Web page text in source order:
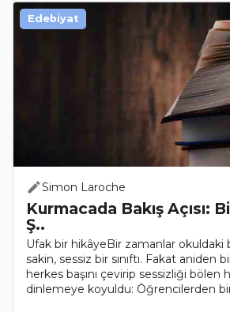
Simon Laroche
Kurmacada Bakış Açısı:
Ş..
Ufak bir hikâyeBir zamanlar okuldaki
sakin, sessiz bir sınıftı. Fakat aniden
herkes başını çevirip sessizliği bölen
dinlemeye koyuldu: Öğrencilerden
Edebiyat